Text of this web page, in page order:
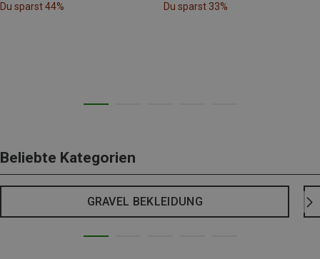
Du sparst 44% Du sparst 33%
Beliebte Kategorien
GRAVEL BEKLEIDUNG